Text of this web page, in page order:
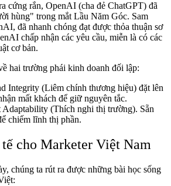
cứng rắn, OpenAI (cha đẻ ChatGPT) đã
hùng" trong mắt Lầu Năm Góc. Sam
đã nhanh chóng đạt được thỏa thuận sơ
chấp nhận các yêu cầu, miễn là có các
cơ bản.
hai trường phái kinh doanh đối lập:
Integrity (Liêm chính thương hiệu) đặt lên
mất khách để giữ nguyên tắc.
Adaptability (Thích nghi thị trường). Sẵn
chiếm lĩnh thị phần.
cho Marketer Việt Nam
chúng ta rút ra được những bài học sống